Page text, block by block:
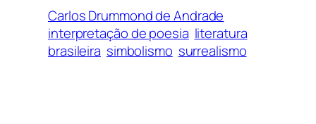
Carlos Drummond de Andrade
interpretação de poesia literatura
brasileira simbolismo surrealismo